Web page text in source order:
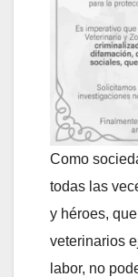
Como
todas las
y héroes,
veterinarios
labor, no